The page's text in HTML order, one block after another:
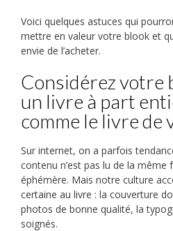
Voici quelques astuces qui
mettre en valeur votre blook et
envie de l’acheter.
Considérez votre
un livre à part
comme le livre de
Sur internet, on a parfois
contenu n’est pas lu de la
éphémère. Mais notre culture
certaine au livre : la couverture
photos de bonne qualité, la
soignés.